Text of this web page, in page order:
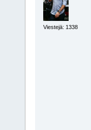
Viestejä: 1338